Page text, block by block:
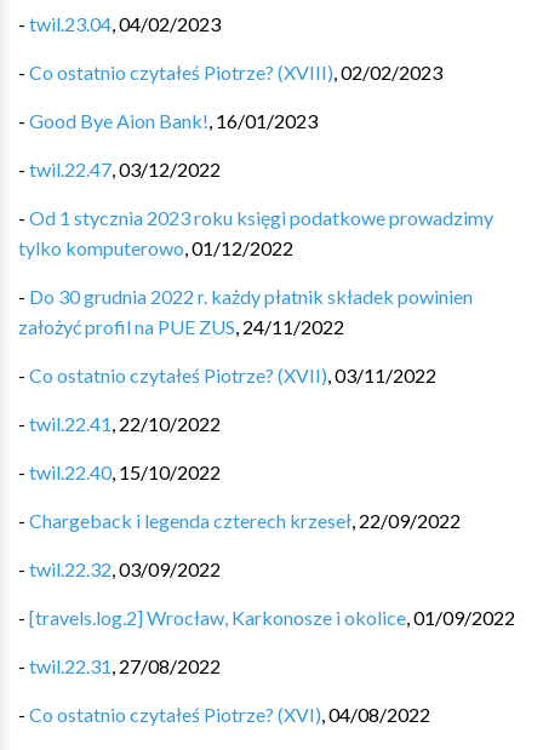
- twil.23.04,04/02/2023
- Co ostatnio czytałeś Piotrze? (XVIII),02/02/2023
- Good Bye Aion Bank!, 16/01/2023
- twil.22.47,03/12/2022
- Od 1 stycznia 2023 roku księgi podatkowe prowadzimy
tylko komputerowo,01/12/2022
- Do 30 grudnia 2022 r. każdy płatnik składek powinien
założyć profil na PUE ZUS, 24/11/2022
- Co ostatnio czytałeś Piotrze? (XVII),03/11/2022
- twil.22.41, 22/10/2022
- twil.22.40, 15/10/2022
- Chargeback i legenda czterech krzeseł, 22/09/2022
- twil.22.32,03/09/2022
- [travels.log.2] Wrocław, Karkonosze i okolice,01/09/2022
- twil.22.31, 27/08/2022
- Co ostatnio czytałeś Piotrze? (XVI),04/08/2022